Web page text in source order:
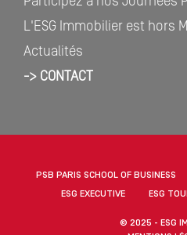
L'ESG Immobilier est hors
Actualités
-> CONTACT
PSB PARIS SCHOOL OF BUSINESS
ESG EXECUTIVE
ESG
© 2025 - ESG